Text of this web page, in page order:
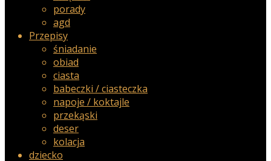
porady
agd
Przepisy
śniadanie
obiad
ciasta
babeczki / ciasteczka
napoje / koktajle
przekąski
deser
kolacja
dziecko